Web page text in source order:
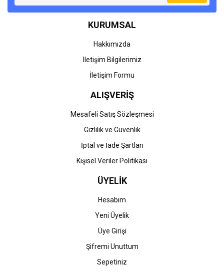
KURUMSAL
Hakkımızda
Iletişim Bilgilerimiz
İletişim Formu
ALIŞVERİŞ
Mesafeli Satış Sözleşmesi
Gizlilik ve Güvenlik
İptal ve İade Şartları
Kişisel Veriler Politikası
ÜYELİK
Hesabım
Yeni Üyelik
Üye Girişi
Şifremi Unuttum
Sepetiniz